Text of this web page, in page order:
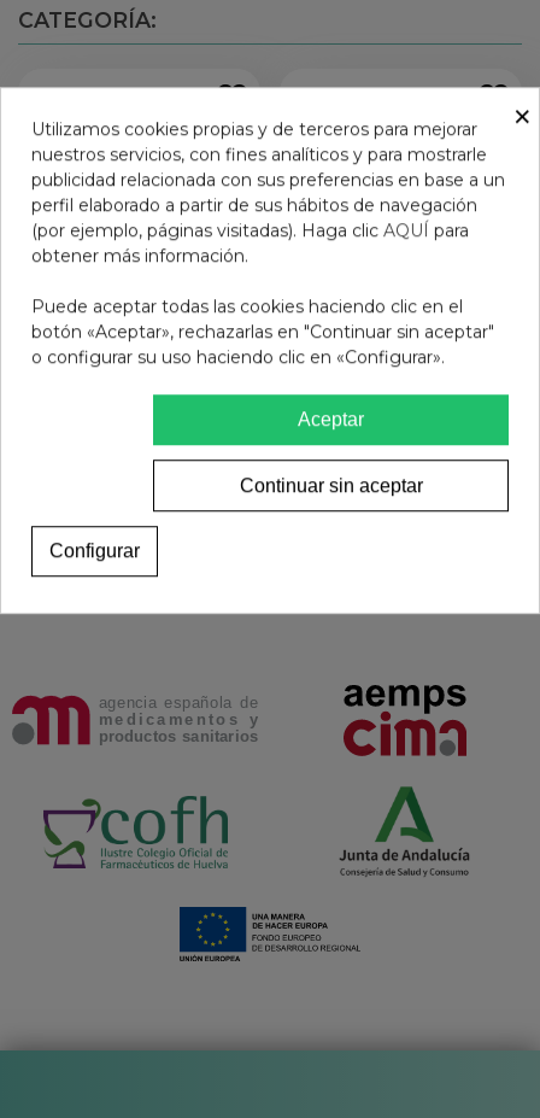
CATEGORÍA:
NEOSTRATA SKIN
ACTIVE MATRIX
EAU CELLULAIRE BRUME
100ML ESTHEDERM
20,00 €
Añadir al carrito
×
Utilizamos cookies propias y de terceros para mejorar
nuestros servicios, con fines analíticos y para mostrarle
publicidad relacionada con sus preferencias en base a un
perfil elaborado a partir de sus hábitos de navegación
(por ejemplo, páginas visitadas). Haga clic AQUÍ para
obtener más información.
Puede aceptar todas las cookies haciendo clic en el
botón «Aceptar», rechazarlas en "Continuar sin aceptar"
o configurar su uso haciendo clic en «Configurar».
Aceptar
Continuar sin aceptar
Configurar